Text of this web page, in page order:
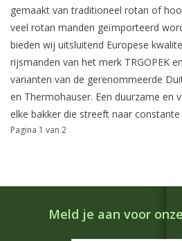
gemaakt van traditioneel rotan of
veel rotan manden geïmporteerd
bieden wij uitsluitend Europese
rijsmanden van het merk TRGOPEK
varianten van de gerenommeerde
en Thermohauser. Een duurzame en
elke bakker die streeft naar
Pagina 1 van 2
Meld je aan voor